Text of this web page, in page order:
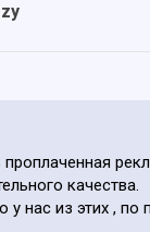
качества.
у нас из этих , по